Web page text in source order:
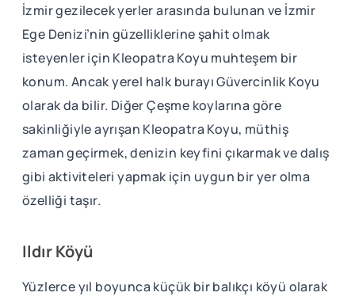
İzmir gezilecek yerler arasında bulunan ve İzmir
Ege Denizi’nin güzelliklerine şahit olmak
isteyenler için Kleopatra Koyu muhteşem bir
konum. Ancak yerel halk burayı Güvercinlik Koyu
olarak da bilir. Diğer Çeşme koylarına göre
sakinliğiyle ayrışan Kleopatra Koyu, müthiş
zaman geçirmek, denizin keyfini çıkarmak ve dalış
gibi aktiviteleri yapmak için uygun bir yer olma
özelliği taşır.
Ildır Köyü
Yüzlerce yıl boyunca küçük bir balıkçı köyü olarak